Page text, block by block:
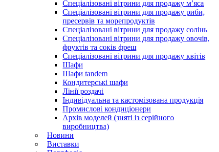
Спеціалізовані вітрини для продажу м’яса
Спеціалізовані вітрини для продажу риби,
пресервів та морепродуктів
Спеціалізовані вітрини для продажу солінь
Спеціалізовані вітрини для продажу овочів,
фруктів та соків фреш
Спеціалізовані вітрини для продажу квітів
Шафи
Шафи tandem
Кондитерські шафи
Лінії роздачі
Індивідуальна та кастомізована продукція
Промислові кондиціонери
Архів моделей (зняті із серійного
виробництва)
Новини
Виставки